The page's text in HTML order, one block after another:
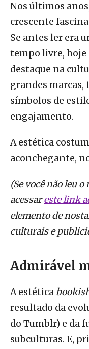
Nos últimos
crescente
Se antes ler era
tempo livre,
destaque na
grandes
símbolos de
engajamento.
A estética
aconchegante,
(Se você não leu
acessareste link
elemento de
culturais e
Admirável
A estética
resultado da
do Tumblr) e da
subculturas. E,